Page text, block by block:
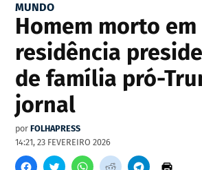
MUNDO
Homem morto em
residência
de família pró-
jornal
por FOLHAPRESS
14:21, 23 FEVEREIRO 2026